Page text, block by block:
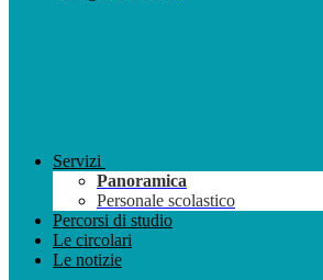
Servizi
Panoramica
Personale scolastico
Percorsi di studio
Le circolari
Le notizie